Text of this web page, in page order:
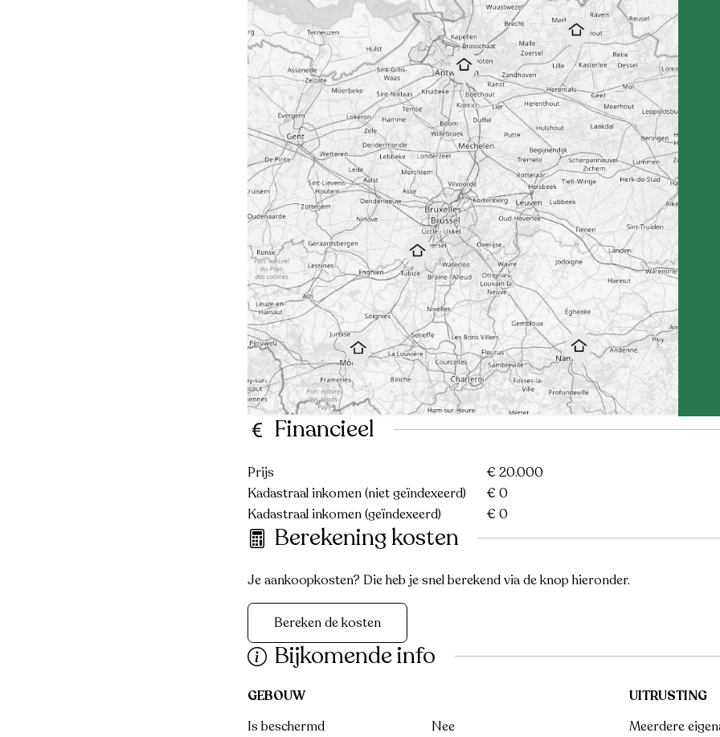
Financieel
Prijs
€ 20.000
Kadastraal inkomen (niet geïndexeerd)
€ 0
Kadastraal inkomen (geïndexeerd)
€ 0
Berekening kosten
Je aankoopkosten? Die heb je snel berekend via de knop hieronder.
Bereken de kosten
Bijkomende info
GEBOUW
Is beschermd
Nee
UITRUSTING
Meerdere